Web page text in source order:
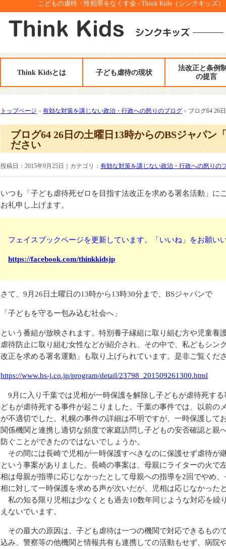
こどもの虐待・性犯罪をなくす会 - Think Kids（シンクキッズ）
Think Kidsとは 子ども虐待の現状
法改正と条例
の提言
トップページ » 有効な対策を講じない政治・行政への怒りのブログ » ブログ64 26
ブログ64 26日の土曜日13時からのBSジャパン
ださい
投稿日：2015年9月25日｜カテゴリ： 有効な対策を講じない政治・行政への怒りの
いつも「子ども虐待死ゼロを目指す法改正を求める署名活動」に
お礼申し上げます。
フェイスブックページを更新しています。「いいね」をお願い
https://facebook.com/thinkkidsjp
さて、9月26日土曜日の13時から13時30分まで、BSジャパンで
「子どもを守るー包み込む社会へ」
という番組が放映されます。特別養子縁組に取り組む方や児童養
虐待防止に取り組む女性などが紹介され、その中で、私どもシン
改正を求める署名運動」も取り上げられています。是非ご覧くだ
https://www.bs-j.co.jp/program/detail/23798_201509261300.html
9月に入り千葉では児相が一時保護を解除し子どもが虐待死す
どもが虐待死する事件が起こりました。千葉の事件では、以前の
が不適切でした。札幌の事件の詳細は不明ですが、一時保護して
関係機関と連携し適切な頻度で家庭訪問し子どもの安否確認と親
防ぐことができたのではないでしょうか。
その間には長崎で児相が一時保護すべきなのに保護せず虐待が
という事案がありました。長崎の事案は、母親にライターの火で
相は母親が指導に応じなかったとして母親への指導を2回でやめ
相に対して一時保護を求める声が次いだが、児相は応じなかった
私の知る限り児相は少なくとも過去10数年同じような対応を繰
えないでいます。
その最大の原因は、子ども虐待は一つの機関で対応できるもの
込み、警察等の他機関と情報共有も連携しての活動もせず、病院